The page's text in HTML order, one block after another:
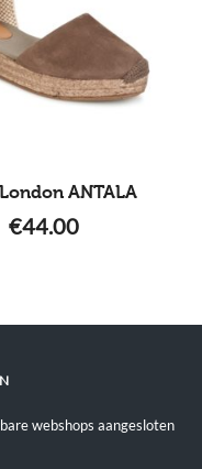
ANTALA
€44.00
webshops aangesloten